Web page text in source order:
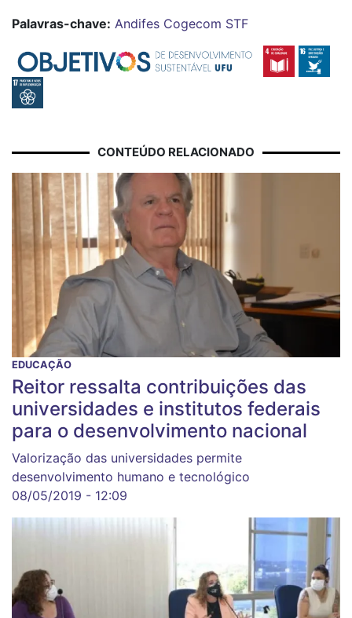
Palavras-chave: Andifes Cogecom STF
CONTEÚDO RELACIONADO
EDUCAÇÃO
Reitor ressalta contribuições das
universidades e institutos federais
para o desenvolvimento nacional
Valorização das universidades permite
desenvolvimento humano e tecnológico
08/05/2019 - 12:09